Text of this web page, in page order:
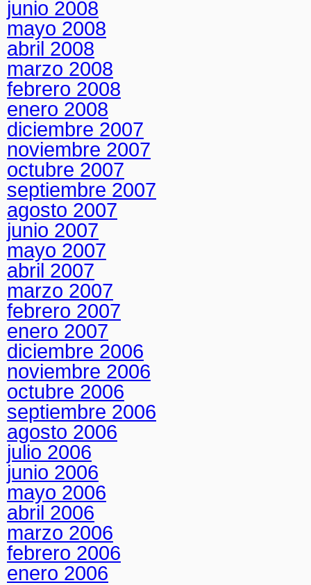
junio 2008
mayo 2008
abril 2008
marzo 2008
febrero 2008
enero 2008
diciembre 2007
noviembre 2007
octubre 2007
septiembre 2007
agosto 2007
junio 2007
mayo 2007
abril 2007
marzo 2007
febrero 2007
enero 2007
diciembre 2006
noviembre 2006
octubre 2006
septiembre 2006
agosto 2006
julio 2006
junio 2006
mayo 2006
abril 2006
marzo 2006
febrero 2006
enero 2006